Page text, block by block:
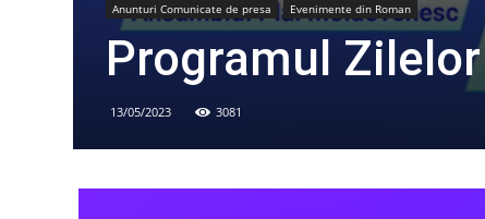
Anunturi Comunicate de presa Evenimente din Roman
Programul
13/05/2023 3081